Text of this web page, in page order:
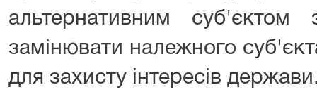
альтернативним
замінювати належного
для захисту інтересів